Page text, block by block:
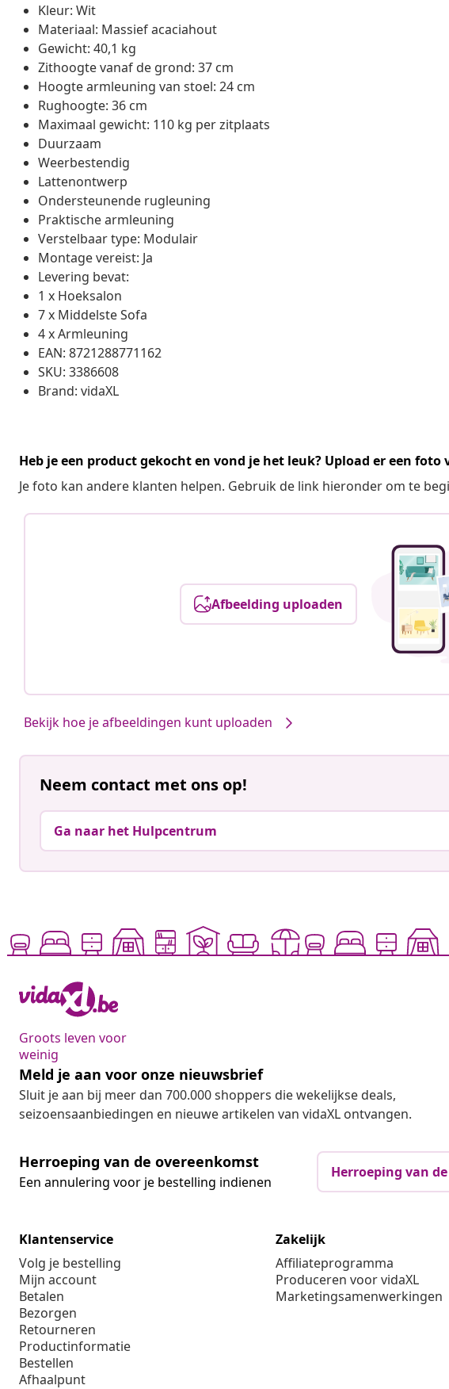
Kleur: Wit
Materiaal: Massief acaciahout
Gewicht: 40,1 kg
Zithoogte vanaf de grond: 37 cm
Hoogte armleuning van stoel: 24 cm
Rughoogte: 36 cm
Maximaal gewicht: 110 kg per zitplaats
Duurzaam
Weerbestendig
Lattenontwerp
Ondersteunende rugleuning
Praktische armleuning
Verstelbaar type: Modulair
Montage vereist: Ja
Levering bevat:
1 x Hoeksalon
7 x Middelste Sofa
4 x Armleuning
EAN: 8721288771162
SKU: 3386608
Brand: vidaXL
Heb je een product gekocht en vond je het leuk? Upload er een foto
Je foto kan andere klanten helpen. Gebruik de link hieronder om te
Afbeelding uploaden
Bekijk hoe je afbeeldingen kunt uploaden
Neem contact met ons op!
Ga naar het Hulpcentrum
Groots leven voor
weinig
Meld je aan voor onze nieuwsbrief
Sluit je aan bij meer dan 700.000 shoppers die wekelijkse deals,
seizoensaanbiedingen en nieuwe artikelen van vidaXL ontvangen.
Herroeping van de overeenkomst
Een annulering voor je bestelling indienen
Herroeping van
Klantenservice
Volg je bestelling
Mijn account
Betalen
Bezorgen
Retourneren
Productinformatie
Bestellen
Afhaalpunt
Zakelijk
Affiliateprogramma
Produceren voor vidaXL
Marketingsamenwerkingen